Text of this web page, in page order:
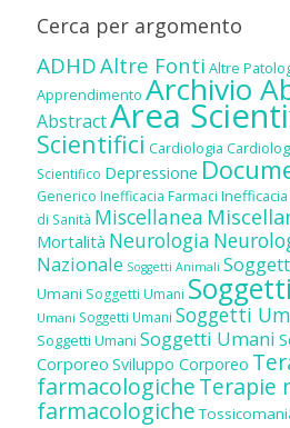
Cerca per argomento
ADHDAltre Fonti Altre
Apprendimento Archivio
AbstractArea
Scientifici Cardiologia
Scientifico Depressione
Generico Inefficacia Farmaci Inefficacia
di Sanità Miscellanea
Mortalità Neurologia
Nazionale Soggetti Animali
Umani Soggetti Umani
Umani Soggetti Umani Soggetti
Soggetti Umani Soggetti Umani
Corporeo Sviluppo Corporeo
farmacologicheTerapie
farmacologiche